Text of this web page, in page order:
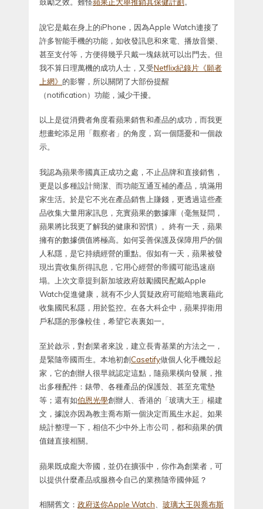
鼓勵之效。難怪蘋果正大舉推銷其保健計劃。
說它是戴在身上的iPhone，因為Apple Watch連接了
許多智能手機的功能，如收發訊息和來電、播放音樂、
甚至支付等，方便得幾乎只戴一塊錶就可以出門去。但
我不算日理萬機的成功人士，又受Netflix紀錄片《願者
上網》 的影響，所以關閉了大部份提醒
（notification）功能，減少干擾。
以上是從消費者角度看蘋果銷售和產品的成功，而我更
想畫蛇添足用「觀察者」的角度，寫一個隱憂和一個啟
示。
我認為蘋果帝國真正成功之處，不止品牌和直接銷售，
更是以多種設計簡潔、而功能互通互補的產品，填滿用
家生活。於是它不光在產品銷售上賺錢，更透過這些產
品收集大量用家訊息，充實蘋果的數據庫（毫無疑問，
蘋果將比我更了解我的健康和習慣）。終有一天，蘋果
擁有的數據價值將極高。如何妥善保護及保障用戶的個
人私隱，是它持續經營的重點。假如有一天，蘋果被發
現出賣收集所得訊息，它用心經營的帝國可能迅速崩
塌。上次文章提到新加坡政府鼓勵國民配戴Apple
Watch促進健康，就有不少人質疑政府可能暗地裏藉此
收集國民私隱，用於監控。在各大科企中，蘋果捍衛用
戶私隱的形像較佳，希望它表裏如一。
至於啟示，對創業者來說，建立長青基業的方法之一，
是緊隨帝國而生。本地初創Casetify做個人化手機殼起
家，它的創辦人很早就認定這點，隨蘋果橫向發展，推
出多種配件：錶帶、各種產品的保護殼、甚至充電墊
等；還有如伯恩光學創辦人、香港的「玻璃大王」楊建
文，據說亦因為教主喬布斯一個決定而風生水起。如果
統計整理一下，相信不少中外上市公司，都和蘋果的價
值鏈直接相關。
蘋果既成龐大帝國，並仍在擴張中，你作為創業者，可
以提供什麼產品或服務令自己的業務隨帝國伸延？
相關舊文： 政府送你Apple Watch、 玻璃大王與喬布斯